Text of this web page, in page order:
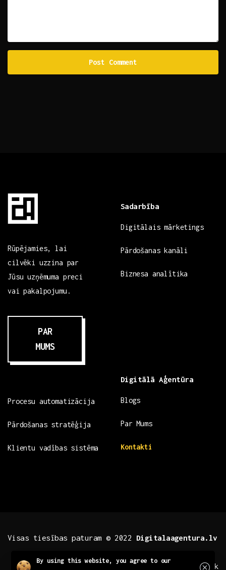
Rūpējamies, lai
cilvēki uzzina par
Jūsu uzņēmuma preci
vai pakalpojumu.
PAR
MUMS
Sadarbība
Digitālais mārketings
Pārdošanas kanāli
Biznesa analītika
Procesu automatizācija
Pārdošanas stratēģija
Klientu vadības sistēma
Digitālā Aģentūra
Blogs
Par Mums
Kontakti
Visas tiesības paturam © 2022 Digitalaagentura.lv
.fb .insta .tiktok
By using this website, you agree to our Close